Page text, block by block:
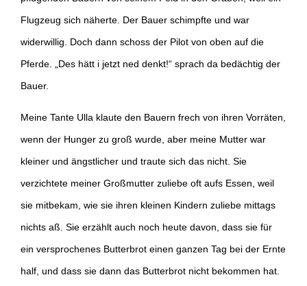
Flugzeug sich näherte. Der Bauer schimpfte und war
widerwillig. Doch dann schoss der Pilot von oben auf die
Pferde. „Des hätt i jetzt ned denkt!“ sprach da bedächtig der
Bauer.
Meine Tante Ulla klaute den Bauern frech von ihren Vorräten,
wenn der Hunger zu groß wurde, aber meine Mutter war
kleiner und ängstlicher und traute sich das nicht. Sie
verzichtete meiner Großmutter zuliebe oft aufs Essen, weil
sie mitbekam, wie sie ihren kleinen Kindern zuliebe mittags
nichts aß. Sie erzählt auch noch heute davon, dass sie für
ein versprochenes Butterbrot einen ganzen Tag bei der Ernte
half, und dass sie dann das Butterbrot nicht bekommen hat.